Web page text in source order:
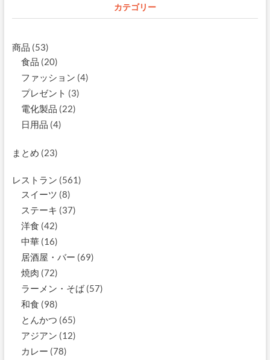
カテゴリー
商品 (53)
食品 (20)
ファッション (4)
プレゼント (3)
電化製品 (22)
日用品 (4)
まとめ (23)
レストラン (561)
スイーツ (8)
ステーキ (37)
洋食 (42)
中華(16)
居酒屋・バー (69)
焼肉 (72)
ラーメン・そば(57)
和食 (98)
とんかつ (65)
アジアン (12)
カレー (78)